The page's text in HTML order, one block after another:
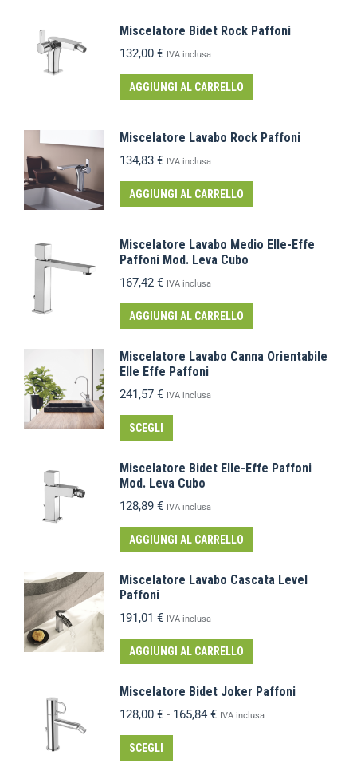
Miscelatore Bidet Rock Paffoni
132,00 € IVA inclusa
AGGIUNGI AL CARRELLO
Miscelatore Lavabo Rock Paffoni
134,83 € IVA inclusa
AGGIUNGI AL CARRELLO
Miscelatore Lavabo Medio Elle-Effe
Paffoni Mod. Leva Cubo
167,42 € IVA inclusa
AGGIUNGI AL CARRELLO
Miscelatore Lavabo Canna Orientabile
Elle Effe Paffoni
241,57 € IVA inclusa
SCEGLI
Miscelatore Bidet Elle-Effe Paffoni
Mod. Leva Cubo
128,89 € IVA inclusa
AGGIUNGI AL CARRELLO
Miscelatore Lavabo Cascata Level
Paffoni
191,01 € IVA inclusa
AGGIUNGI AL CARRELLO
Miscelatore Bidet Joker Paffoni
128,00 € - 165,84 € IVA inclusa
SCEGLI